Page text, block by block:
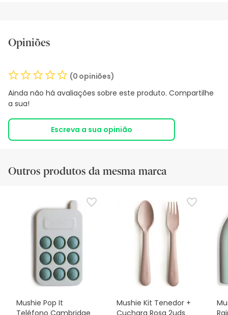
Opiniões
(0 opiniões)
Ainda não há avaliações sobre este produto. Compartilhe
a sua!
Escreva a sua opinião
Outros produtos da mesma marca
Mushie Pop It
Teléfono Cambridge
Mushie Kit Tenedor +
Cuchara Rosa 2uds